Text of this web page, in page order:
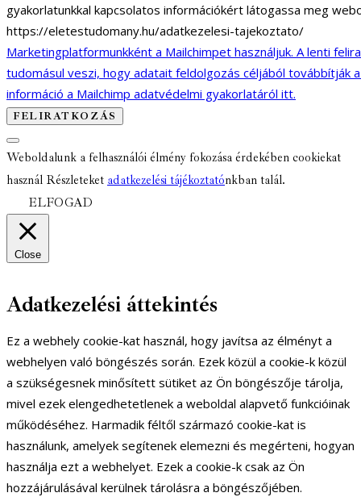
gyakorlatunkkal kapcsolatos információkért látogassa meg
https://eletestudomany.hu/adatkezelesi-tajekoztato/
Marketingplatformunkként a Mailchimpet használjuk. A lenti
tudomásul veszi, hogy adatait feldolgozás céljából továbbítják
információ a Mailchimp adatvédelmi gyakorlatáról itt.
Weboldalunk a felhasználói élmény fokozása érdekében cookiekat
használ Részleteket adatkezelési tájékoztatónkban talál.
ELFOGAD
Close
Adatkezelési áttekintés
Ez a webhely cookie-kat használ, hogy javítsa az élményt a
webhelyen való böngészés során. Ezek közül a cookie-k közül
a szükségesnek minősített sütiket az Ön böngészője tárolja,
mivel ezek elengedhetetlenek a weboldal alapvető funkcióinak
működéséhez. Harmadik féltől származó cookie-kat is
használunk, amelyek segítenek elemezni és megérteni, hogyan
használja ezt a webhelyet. Ezek a cookie-k csak az Ön
hozzájárulásával kerülnek tárolásra a böngészőjében.